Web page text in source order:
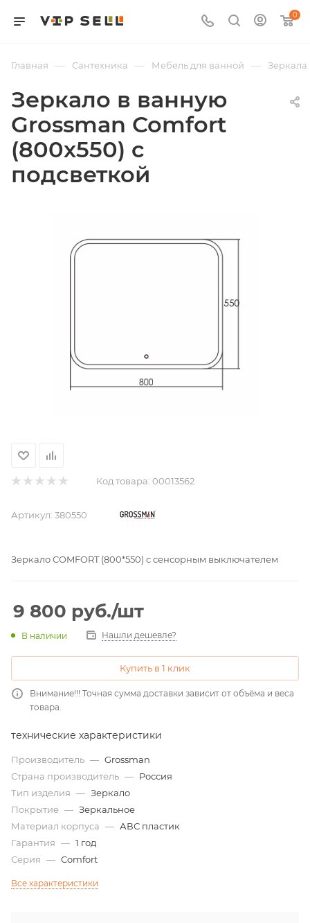
0
Главная — Сантехника — Мебель для ванной —
Зеркало в ванную
Grossman Comfort
(800х550) с
подсветкой
Код товара: 00013562
Артикул: 380550
Зеркало COMFORT (800*550) с сенсорным выключателем
9 800 руб./шт
В наличии Нашли дешевле?
Купить в 1 клик
Внимание!!! Точная сумма доставки зависит от объёма и веса
товара.
технические характеристики
Производитель — Grossman
Страна производитель — Россия
Тип изделия — Зеркало
Покрытие — Зеркальное
Материал корпуса — АВС пластик
Гарантия — 1 год
Серия — Comfort
Все характеристики